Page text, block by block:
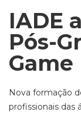
IADE
Pós-
Game
Nova formação
profissionais das